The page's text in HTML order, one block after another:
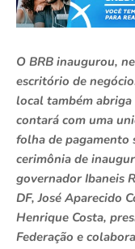
O BRB inaugurou,
escritório de
local também abriga
contará com uma
folha de pagamento
cerimônia de
governador Ibaneis
DF, José Aparecido
Henrique Costa,
Federação e